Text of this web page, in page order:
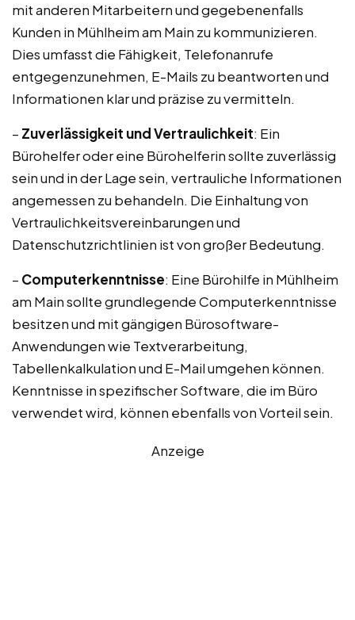
mit anderen Mitarbeitern und gegebenenfalls
Kunden in Mühlheim am Main zu kommunizieren.
Dies umfasst die Fähigkeit, Telefonanrufe
entgegenzunehmen, E-Mails zu beantworten und
Informationen klar und präzise zu vermitteln.
– Zuverlässigkeit und Vertraulichkeit: Ein
Bürohelfer oder eine Bürohelferin sollte zuverlässig
sein und in der Lage sein, vertrauliche Informationen
angemessen zu behandeln. Die Einhaltung von
Vertraulichkeitsvereinbarungen und
Datenschutzrichtlinien ist von großer Bedeutung.
– Computerkenntnisse: Eine Bürohilfe in Mühlheim
am Main sollte grundlegende Computerkenntnisse
besitzen und mit gängigen Bürosoftware-
Anwendungen wie Textverarbeitung,
Tabellenkalkulation und E-Mail umgehen können.
Kenntnisse in spezifischer Software, die im Büro
verwendet wird, können ebenfalls von Vorteil sein.
Anzeige